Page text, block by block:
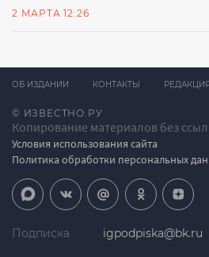
2 МАРТА 12:26
© ИЗВЕСТНО.РУ
Копирование материалов без
Условия использования сайта
Политика обработки персональных
ОБ ИЗДАНИИ КОНТАКТЫ РЕДАКЦИЯ
Подписка igpodpiska@bk.ru